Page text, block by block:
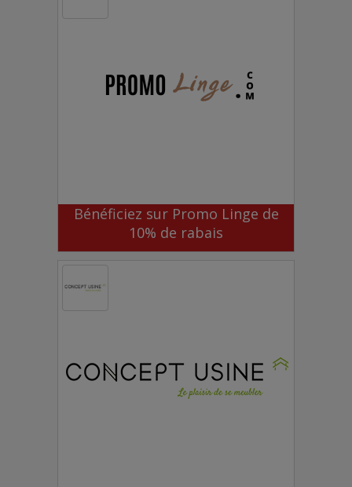
Bénéficiez sur Promo Linge de
10% de rabais